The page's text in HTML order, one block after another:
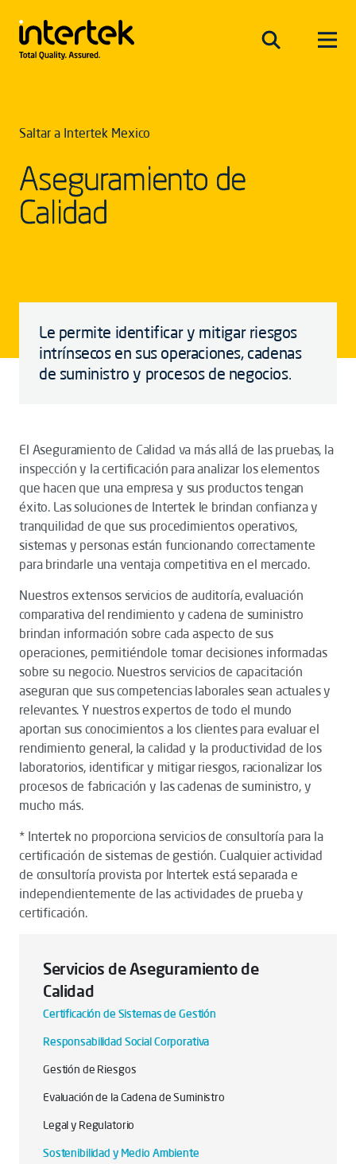
Saltar a Intertek Mexico
Aseguramiento de
Calidad
Le permite identificar y mitigar riesgos
intrínsecos en sus operaciones, cadenas
de suministro y procesos de negocios.
El Aseguramiento de Calidad va más allá de las pruebas, la
inspección y la certificación para analizar los elementos
que hacen que una empresa y sus productos tengan
éxito. Las soluciones de Intertek le brindan confianza y
tranquilidad de que sus procedimientos operativos,
sistemas y personas están funcionando correctamente
para brindarle una ventaja competitiva en el mercado.
Nuestros extensos servicios de auditoría, evaluación
comparativa del rendimiento y cadena de suministro
brindan información sobre cada aspecto de sus
operaciones, permitiéndole tomar decisiones informadas
sobre su negocio. Nuestros servicios de capacitación
aseguran que sus competencias laborales sean actuales y
relevantes. Y nuestros expertos de todo el mundo
aportan sus conocimientos a los clientes para evaluar el
rendimiento general, la calidad y la productividad de los
laboratorios, identificar y mitigar riesgos, racionalizar los
procesos de fabricación y las cadenas de suministro, y
mucho más.
* Intertek no proporciona servicios de consultoría para la
certificación de sistemas de gestión. Cualquier actividad
de consultoría provista por Intertek está separada e
independientemente de las actividades de prueba y
certificación.
Servicios de Aseguramiento de
Calidad
Certificación de Sistemas de Gestión
Responsabilidad Social Corporativa
Gestión de Riesgos
Evaluación de la Cadena de Suministro
Legal y Regulatorio
Sostenibilidad y Medio Ambiente